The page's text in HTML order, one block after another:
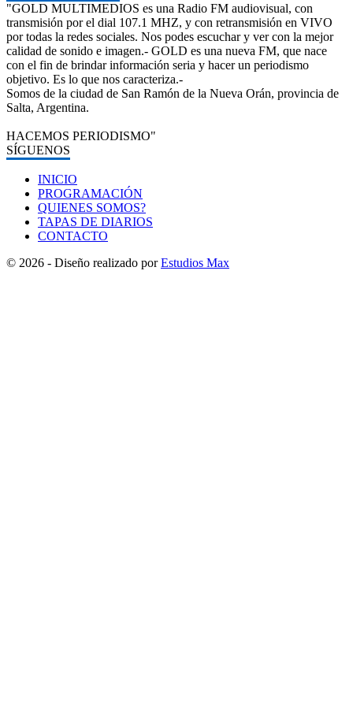
"GOLD MULTIMEDIOS es una Radio FM audiovisual, con
transmisión por el dial 107.1 MHZ, y con retransmisión en VIVO
por todas la redes sociales. Nos podes escuchar y ver con la mejor
calidad de sonido e imagen.- GOLD es una nueva FM, que nace
con el fin de brindar información seria y hacer un periodismo
objetivo. Es lo que nos caracteriza.-
Somos de la ciudad de San Ramón de la Nueva Orán, provincia de
Salta, Argentina.
HACEMOS PERIODISMO"
SÍGUENOS
INICIO
PROGRAMACIÓN
QUIENES SOMOS?
TAPAS DE DIARIOS
CONTACTO
© 2026 - Diseño realizado porEstudios Max